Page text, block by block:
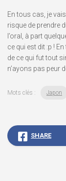
En tous cas, je
risque de prendre
l’oral, à part
ce qui est dit :p !
de ce qui fut tout
n’ayons pas peur
Mots clés : Japon
SHARE